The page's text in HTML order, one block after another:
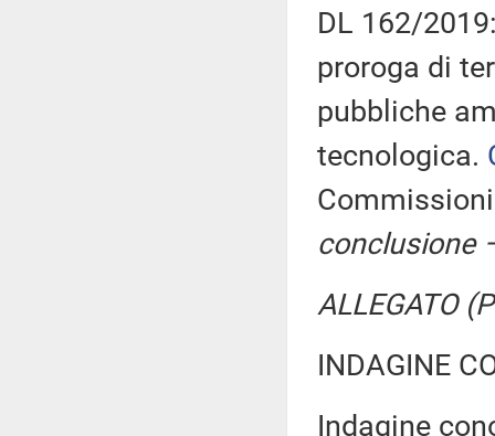
DL 162/
proroga di
pubbliche
tecnologica.
conclusione
ALLEGATO
INDAGINE
Indagine